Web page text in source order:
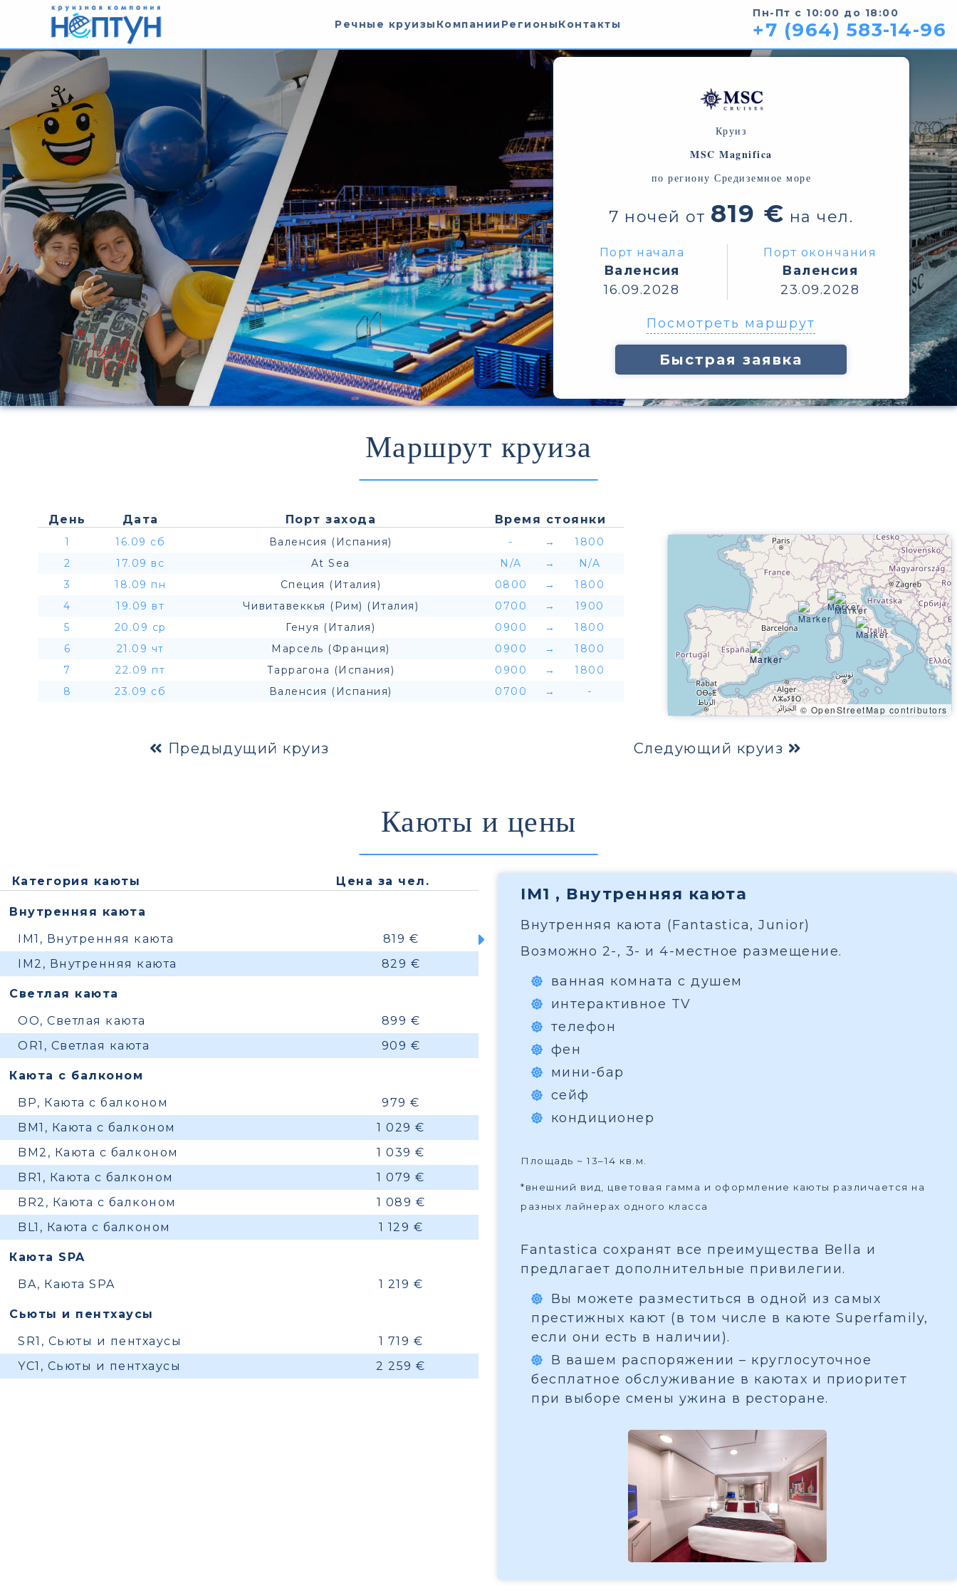
Речные круизы Компании РегионыКонтакты
Пн-Пт с 10:00 до 18:00
+7 (964) 583-14-96
Круиз
MSC Magnifica
по региону Средиземное море
7 ночей от 819 € на чел.
Порт начала
Валенсия
16.09.2028
Порт окончания
Валенсия
23.09.2028
Посмотреть маршрут
Быстрая заявка
Маршрут круиза
День Дата Порт захода Время стоянки
1 16.09 сб Валенсия (Испания) - →
1800
2
17.09 вс At Sea N/A →
N/A
3
18.09 пн Специя (Италия) 0800 →
1800
4
19.09 вт Чивитавеккья (Рим) (Италия) 0700 →
1900
5
20.09 ср Генуя (Италия) 0900 →
1800
6
21.09 чт Марсель (Франция) 0900 →
1800
7
22.09 пт Таррагона (Испания) 0900 →
1800
8
23.09 сб Валенсия (Испания) 0700 → -
© OpenStreetMap contributors
Предыдущий круиз Следующий круиз
Каюты и цены
Категория каюты Цена за чел.
Внутренняя каюта
IM1, Внутренняя каюта
819 €
IM2, Внутренняя каюта
829 €
Светлая каюта
OO, Светлая каюта
899 €
OR1, Светлая каюта
909 €
Каюта с балконом
BP, Каюта с балконом
979 €
BM1, Каюта с балконом
1 029 €
BM2, Каюта с балконом
1 039 €
BR1, Каюта с балконом
1 079 €
BR2, Каюта с балконом
1 089 €
BL1, Каюта с балконом
1 129 €
Каюта SPA
BA, Каюта SPA
1 219 €
Сьюты и пентхаусы
SR1, Сьюты и пентхаусы
1 719 €
YC1, Сьюты и пентхаусы
2 259 €
IM1 , Внутренняя каюта
Внутренняя каюта (Fantastica, Junior)
Возможно 2-, 3- и 4-местное размещение.
ванная комната с душем
интерактивное TV
телефон
фен
мини-бар
сейф
кондиционер
Площадь ~ 13–14 кв.м.
*внешний вид, цветовая гамма и оформление каюты различается на
разных лайнерах одного класса
Fantastica сохранят все преимущества Bella и
предлагает дополнительные привилегии.
Вы можете разместиться в одной из самых
престижных кают (в том числе в каюте Superfamily,
если они есть в наличии).
В вашем распоряжении – круглосуточное
бесплатное обслуживание в каютах и приоритет
при выборе смены ужина в ресторане.